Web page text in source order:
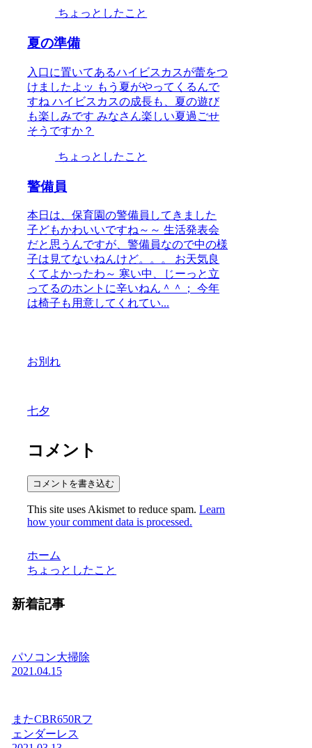
ちょっとしたこと
夏の準備
入口に置いてあるハイビスカスが蕾をつ
けましたよッ もう夏がやってくるんで
すね ハイビスカスの成長も、夏の遊び
も楽しみです みなさん楽しい夏過ごせ
そうですか？
ちょっとしたこと
警備員
本日は、保育園の警備員してきました
子どもかわいいですね～～ 生活発表会
だと思うんですが、警備員なので中の様
子は見てないねんけど。。。 お天気良
くてよかったわ～ 寒い中、じーっと立
ってるのホントに辛いねん＾＾； 今年
は椅子も用意してくれてい...
お別れ
七夕
コメント
コメントを書き込む
This site uses Akismet to reduce spam.Learn
how your comment data is processed.
ホーム
ちょっとしたこと
新着記事
パソコン大掃除
2021.04.15
またCBR650Rフ
ェンダーレス